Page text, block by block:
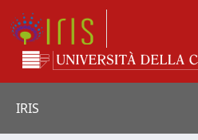
IRIS